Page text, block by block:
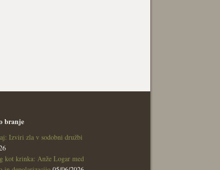
branje
Izviri zla v sodobni družbi
kot krinka: Anže Logar med